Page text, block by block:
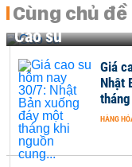
Cùng chủ đề
Cao su
Giá
Nhật
HÀNG HÓA